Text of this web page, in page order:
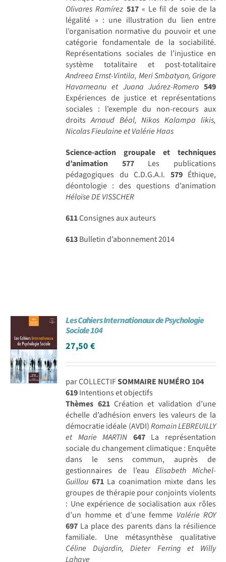
Olivares Ramírez 517« Le fil de soie de la
légalité » : une illustration du lien entre
l’organisation normative du pouvoir et une
catégorie fondamentale de la sociabilité.
Représentations sociales de l’injustice en
système totalitaire et post-totalitaire
Andreea Ernst-Vintila, Meri Smbatyan, Grigore
Havarneanu et Juana Juárez-Romero 549
Expériences de justice et représentations
sociales : l’exemple du non-recours aux
droitsArnaud Béal, Nikos Kalampa likis,
Nicolas Fieulaine et Valérie Haas
Science-action groupale et techniques
d’animation
577Les publications
pédagogiques du C.D.G.A.I. 579Éthique,
déontologie : des questions d’animation
Héloïse DE VISSCHER
611Consignes aux auteurs
613Bulletin d’abonnement 2014
Les Cahiers Internationaux de Psychologie
Sociale 104
27,50€
par COLLECTIFSOMMAIRE NUMÉRO 104
619Intentions et objectifs
Thèmes 621Création et validation d’une
échelle d’adhésion envers les valeurs de la
démocratie idéale (AVDI)Romain LEBREUILLY
et Marie MARTIN 647La représentation
sociale du changement climatique : Enquête
dans le sens commun, auprès de
gestionnaires de l’eau Elisabeth Michel-
Guillou 671La coanimation mixte dans les
groupes de thérapie pour conjoints violents
: Une expérience de socialisation aux rôles
d’un homme et d’une femme Valérie ROY
697 La place des parents dans la résilience
familiale. Une métasynthèse qualitative
Céline Dujardin, Dieter Ferring et Willy
Lahaye